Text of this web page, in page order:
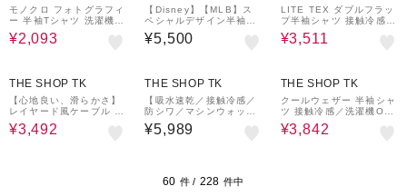
モノクロ フォトグラフィ
ー 半袖Tシャツ 洗濯機O
K
¥2,093
【Disney】【MLB】ス
ペシャルデザイン半袖T
シャツ
¥5,500
LITE TEX ダブルフラッ
プ半袖シャツ 接触冷感/
吸水速乾/UVカット/アン
チピリング/イージーケ
¥3,511
THE SHOP TK
【心地良い、滑らかさ】
レイヤード風ケーブル ニ
ットソー 【洗濯機OK】
¥3,492
THE SHOP TK
【吸水速乾／接触冷感／
防シワ／マシンウォッシ
ャブル】ハイドロクール
半袖シャツ
¥5,989
THE SHOP TK
クールウェザー 半袖シャ
ツ 接触冷感／洗濯機OK
／セットアップ可
¥3,842
60 件 / 228 件中